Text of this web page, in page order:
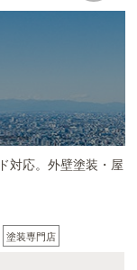
対応。外壁塗装・屋
塗装専門店